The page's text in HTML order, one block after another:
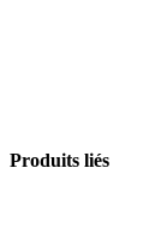
Produits liés